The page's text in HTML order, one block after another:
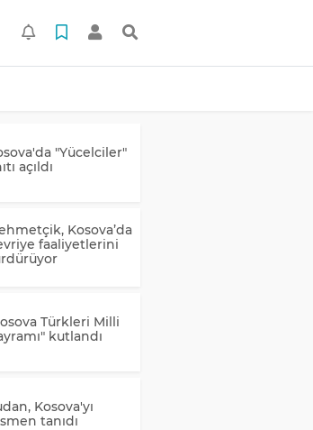
"Yücelciler"
açıldı
Kosova’da
faaliyetlerini
Türkleri Milli
kutlandı
Kosova'yı
tanıdı